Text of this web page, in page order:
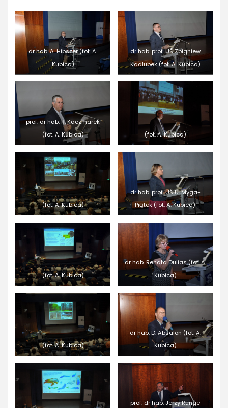
dr hab. A. Hibszer (fot. A.
Kubica)
dr hab. prof. UŚ Zbigniew
Kadłubek (fot. A. Kubica)
prof. dr hab. R. Kaczmarek
(fot. A. Kubica)
(fot. A. Kubica)
(fot. A. Kubica)
dr hab. prof. UŚ U. Myga-
Piątek (fot. A. Kubica)
(fot. A. Kubica)
dr hab. Renata Dulias (fot. A.
Kubica)
(fot. A. Kubica)
dr hab. D. Absalon (fot. A.
Kubica)
prof. dr hab. Jerzy Runge